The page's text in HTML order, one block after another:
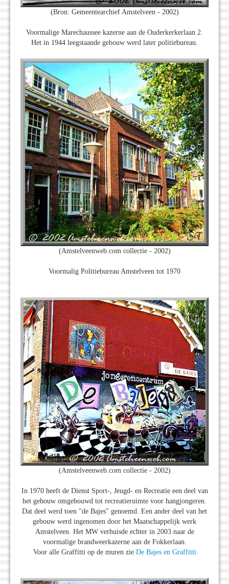
(Bron: Gemeentearchief Amstelveen - 2002)
Voormalige Marechaussee kazerne aan de Ouderkerkerlaan 2.
Het in 1944 leegstaande gebouw werd later politiebureau.
(Amstelveenweb.com collectie - 2002)
Voormalig Politiebureau Amstelveen tot 1970
(Amstelveenweb.com collectie - 2002)
In 1970 heeft de Dienst Sport-, Jeugd- en Recreatie een deel van
het gebouw omgebouwd tot recreatieruimte voor hangjongeren.
Dat deel werd toen "de Bajes" genoemd. Een ander deel van het
gebouw werd ingenomen door het Maatschappelijk werk
Amstelveen. Het MW verhuisde echter in 2003 naar de
voormalige brandweerkazerne aan de Fokkerlaan.
Voor alle Graffitti op de muren zie De Bajes en Graffitti